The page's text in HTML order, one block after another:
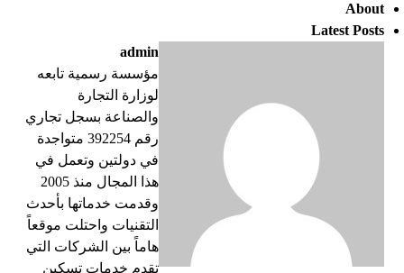
About
Latest Posts
admin
مؤسسة رسمية تابعه
لوزارة التجارة
والصناعة بسجل تجاري
رقم 392254 متواجدة
في دولتين وتعمل في
هذا المجال منذ 2005
وقدمت خدماتها بأحدث
التقنيات واحتلت موقعاً
هاماً بين الشركات التي
تقدم خدمات تسكين